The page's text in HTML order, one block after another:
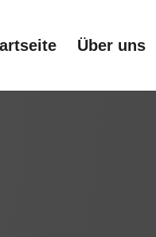
Über uns